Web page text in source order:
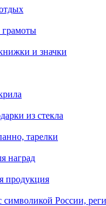
и значки
из стекла
тарелки
наград
продукция
России,